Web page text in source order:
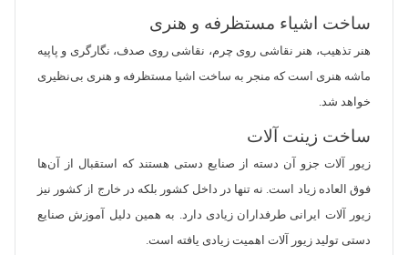
ساخت اشیاء مستظرفه و هنری
هنر تذهیب، هنر نقاشی روی چرم، نقاشی روی صدف، نگارگری و پاپیه
ماشه هنری است که منجر به ساخت اشیا مستظرفه و هنری بی‌نظیری
خواهد شد.
ساخت زینت آلات
زیور آلات جزو آن دسته از صنایع دستی هستند که استقبال از آن‌ها
فوق العاده زیاد است. نه تنها در داخل کشور بلکه در خارج از کشور نیز
زیور آلات ایرانی طرفداران زیادی دارد. به همین دلیل آموزش صنایع
دستی تولید زیور آلات اهمیت زیادی یافته است.